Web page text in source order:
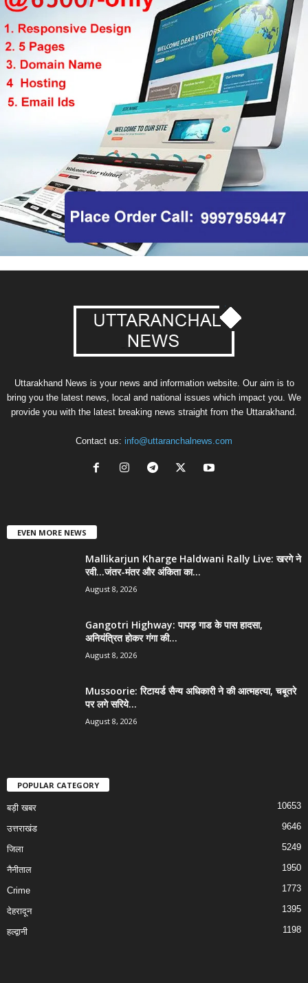
Uttarakhand News is your news and information website. Our aim is to
bring you the latest news, local and national issues which impact you. We
provide you with the latest breaking news straight from the Uttarakhand.
Contact us: info@uttaranchalnews.com
EVEN MORE NEWS
Mallikarjun Kharge Haldwani Rally Live: खरगे ने
रवी…जंतर-मंतर और अंकिता का...
August 8, 2026
Gangotri Highway: पापड़ गाड के पास हादसा,
अनियंत्रित होकर गंगा की...
August 8, 2026
Mussoorie: रिटायर्ड सैन्य अधिकारी ने की आत्महत्या, चबूतरे
पर लगे सरिये...
August 8, 2026
POPULAR CATEGORY
बड़ी खबर 10653
उत्तराखंड 9646
जिला 5249
नैनीताल 1950
Crime 1773
देहरादून 1395
हल्द्वानी 1198